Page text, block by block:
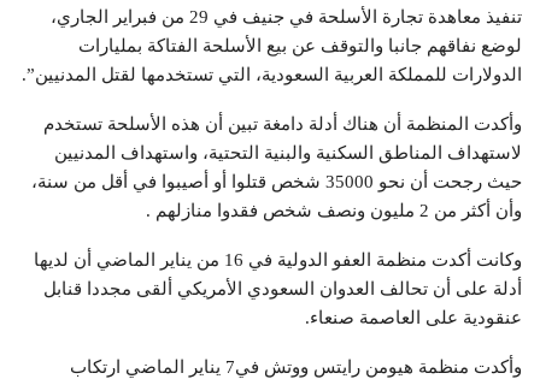
تنفيذ معاهدة تجارة الأسلحة في جنيف في 29 من فبراير الجاري،
لوضع نفاقهم جانبا والتوقف عن بيع الأسلحة الفتاكة بمليارات
الدولارات للمملكة العربية السعودية، التي تستخدمها لقتل المدنيين”.
وأكدت المنظمة أن هناك أدلة دامغة تبين أن هذه الأسلحة تستخدم
لاستهداف المناطق السكنية والبنية التحتية، واستهداف المدنيين
حيث رجحت أن نحو 35000 شخص قتلوا أو أصيبوا في أقل من سنة،
وأن أكثر من 2 مليون ونصف شخص فقدوا منازلهم .
وكانت أكدت منظمة العفو الدولية في 16 من يناير الماضي أن لديها
أدلة على أن تحالف العدوان السعودي الأمريكي ألقى مجددا قنابل
عنقودية على العاصمة صنعاء.
وأكدت منظمة هيومن رايتس ووتش في7 يناير الماضي ارتكاب